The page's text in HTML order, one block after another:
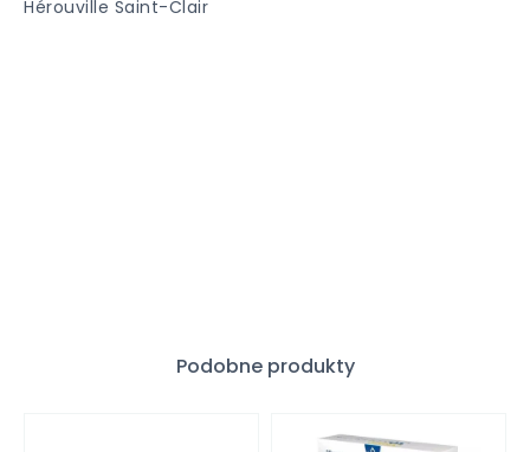
Hérouville Saint-Clair
Podobne produkty